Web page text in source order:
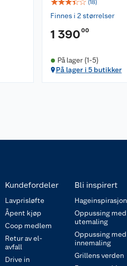
(18)
Finnes i 2 størrelser
1 39000
På lager (1-5)
På lager i 5 butikker
Kundefordeler
Lavprisløfte
Åpent kjøp
Coop medlem
Retur av el-
avfall
Drive in
Bli inspirert
Hageinspirasjon
Oppussing med
utemaling
Oppussing med
innemaling
Grillens verden